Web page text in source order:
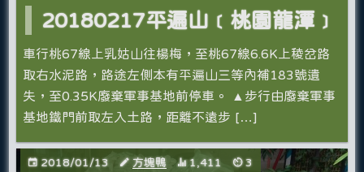
20180217平遍山﹝桃園龍潭﹞
車行桃67線上乳姑山往楊梅，至桃67線6.6K上稜岔路
取右水泥路，路途左側本有平遍山三等內補183號遺
失，至0.35K廢棄軍事基地前停車。 ▲步行由廢棄軍事
基地鐵門前取左入土路，距離不遠步 […]
2018/01/13 方塊鴨 1,411 3